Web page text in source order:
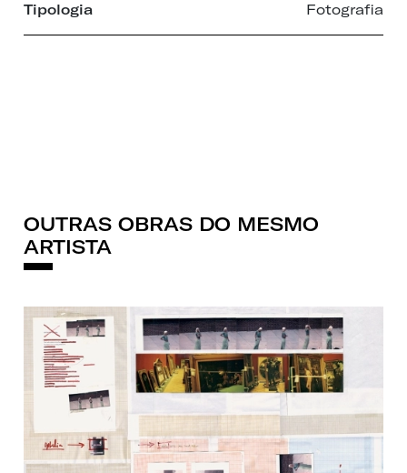
Tipologia Fotografia
OUTRAS OBRAS DO MESMO
ARTISTA